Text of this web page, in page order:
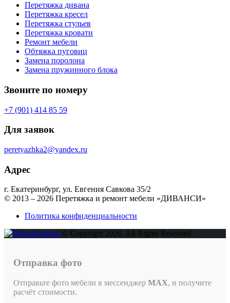
Перетяжка дивана
Перетяжка кресел
Перетяжка стульев
Перетяжка кровати
Ремонт мебели
Обтяжка пуговиц
Замена поролона
Замена пружинного блока
Звоните по номеру
+7 (901) 414 85 59
Для заявок
peretyazhka2@yandex.ru
Адрес
г. Екатеринбург, ул. Евгения Савкова 35/2
© 2013 – 2026 Перетяжка и ремонт мебели «ДИВАНСИ»
Политика конфиденциальности
© Copyright 2026. All Rights Reserved.
Отправка фото
Отправьте фото мебели в мессенджер MAX, и получите
расчёт стоимости.